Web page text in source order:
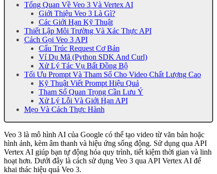
Tổng Quan Về Veo 3 Và Vertex AI
Giới Thiệu Veo 3 Là Gì?
Các Giới Hạn Kỹ Thuật
Thiết Lập Môi Trường Và Xác Thực API
Cách Gọi Veo 3 API
Cấu Trúc Request Cơ Bản
Ví Dụ Mã (Python SDK And Curl)
Xử Lý Tác Vụ Bất Đồng Bộ
Tối Ưu Prompt Và Tham Số Cho Video Chất Lượng Cao
Kỹ Thuật Viết Prompt Hiệu Quả
Tham Số Quan Trọng Cần Lưu Ý
Xử Lý Lỗi Và Giới Hạn API
Mẹo Và Cách Thực Hành
Veo 3 là mô hình AI của Google có thể tạo video từ văn bản hoặc
hình ảnh, kèm âm thanh và hiệu ứng sống động. Sử dụng qua API
Vertex AI giúp bạn tự động hóa quy trình, tiết kiệm thời gian và linh
hoạt hơn. Dưới đây là cách sử dụng Veo 3 qua API Vertex AI để
khai thác hiệu quả Veo 3.